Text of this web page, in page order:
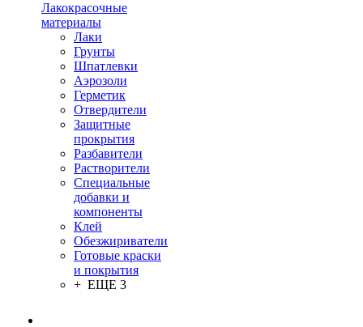
Лакокрасочные
материалы
Лаки
Грунты
Шпатлевки
Аэрозоли
Герметик
Отвердители
Защитные
прокрытия
Разбавители
Растворители
Специальные
добавки и
компоненты
Клей
Обезжириватели
Готовые краски
и покрытия
+ ЕЩЕ 3